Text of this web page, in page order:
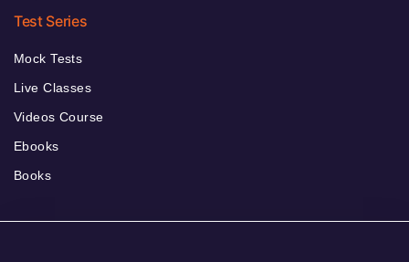
Test Series
Mock Tests
Live Classes
Videos Course
Ebooks
Books